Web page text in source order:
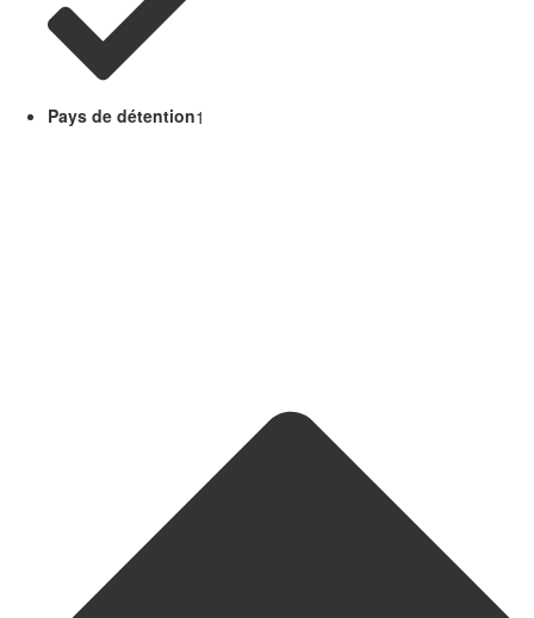
Pays de détention1